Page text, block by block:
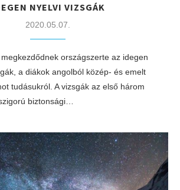
NYELVI VIZSGÁK
2020.05.07.
országszerte az idegen
a diákok angolból közép- és emelt
tudásukról. A vizsgák az első három
biztonsági…